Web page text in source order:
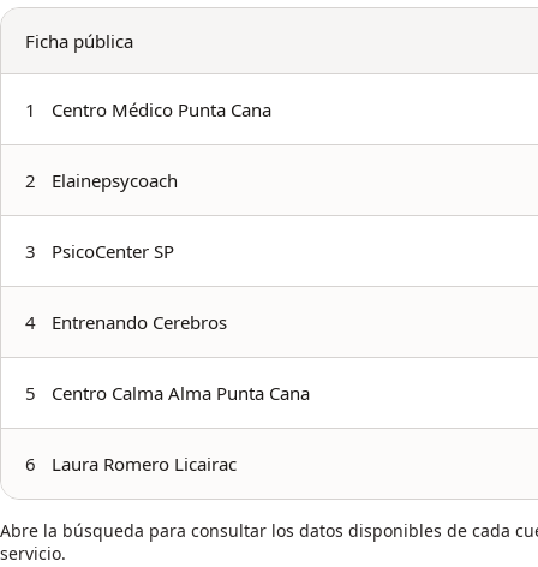
Ficha pública
1 Centro Médico Punta Cana
2 Elainepsycoach
3 PsicoCenter SP
4 Entrenando Cerebros
5 Centro Calma Alma Punta Cana
6 Laura Romero Licairac
Abre la búsqueda para consultar los datos disponibles de cada
servicio.